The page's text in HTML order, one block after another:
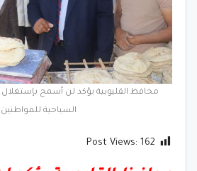
محافظ القليوبية يؤكد لن أسمح
السياحية للمواطنين
Post Views: 162